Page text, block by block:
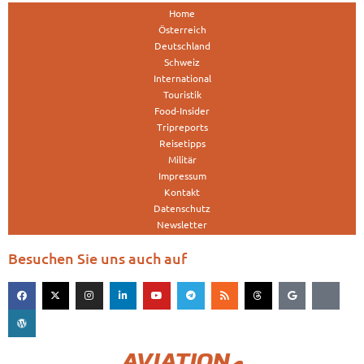
Home
Österreich
Deutschland
Schweiz
International
Touristik
Food-Insider
Tripreports
Reisetipps
Militär
Impressum
Kontakt
Datenschutz
Newsletter
Besuchen Sie uns auch auf